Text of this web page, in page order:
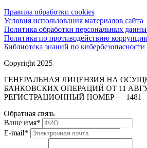
Правила обработки cookies
Условия использования материалов сайта
Политика обработки персональных
Политика по противодействию коррупции
Библиотека знаний по кибербезопасности
Copyright 2025
ГЕНЕРАЛЬНАЯ ЛИЦЕНЗИЯ НА
БАНКОВСКИХ ОПЕРАЦИЙ ОТ 11
РЕГИСТРАЦИОННЫЙ НОМЕР — 1481
Обратная связь
Ваше имя*
E-mail*